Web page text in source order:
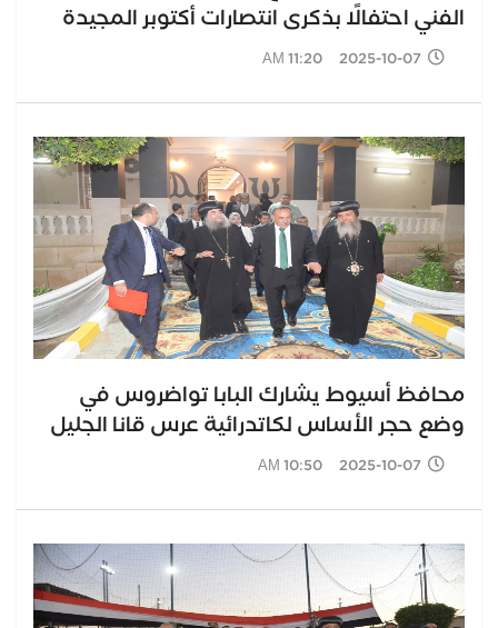
الفني احتفالًا بذكرى انتصارات أكتوبر المجيدة
2025-10-07 11:20 AM
محافظ أسيوط يشارك البابا تواضروس في
وضع حجر الأساس لكاتدرائية عرس قانا الجليل
2025-10-07 10:50 AM